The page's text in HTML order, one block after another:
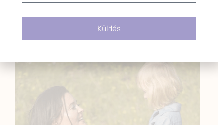
Küldés